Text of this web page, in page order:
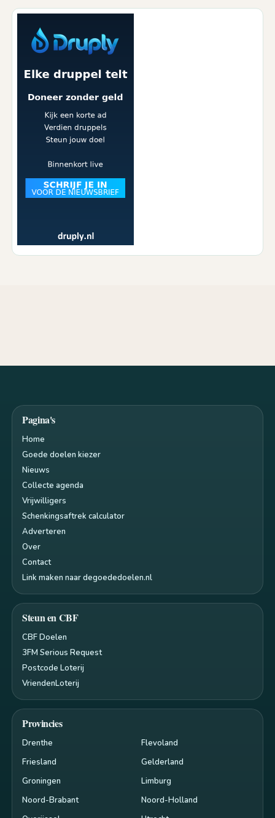
Pagina's
Home
Goede doelen kiezer
Nieuws
Collecte agenda
Vrijwilligers
Schenkingsaftrek calculator
Adverteren
Over
Contact
Link maken naar degoededoelen.nl
Steun en CBF
CBF Doelen
3FM Serious Request
Postcode Loterij
VriendenLoterij
Provincies
Drenthe
Flevoland
Friesland
Gelderland
Groningen
Limburg
Noord-Brabant
Noord-Holland